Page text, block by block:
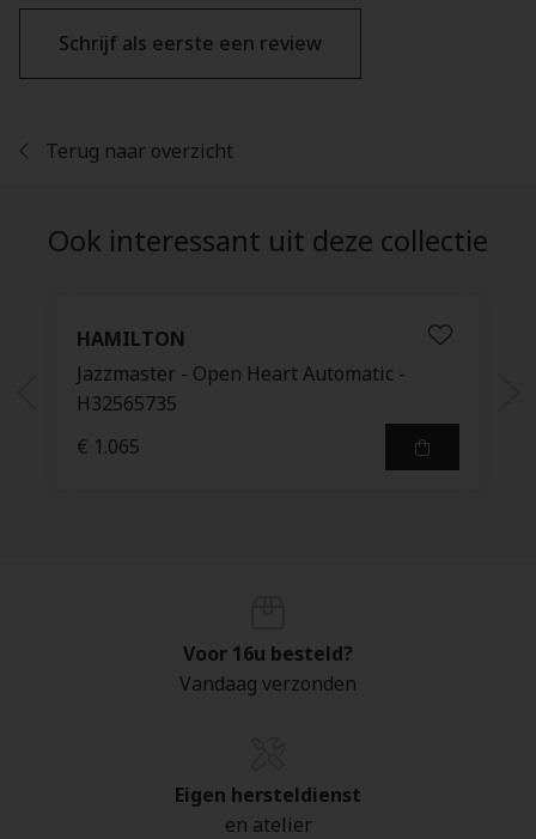
Schrijf als eerste een review
Terug naar overzicht
Ook interessant uit deze collectie
HAMILTON
Jazzmaster - Open Heart Automatic -
H32565735
€ 1.065
Voor 16u besteld?
Vandaag verzonden
Eigen hersteldienst
en atelier